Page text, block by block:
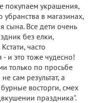
покупаем украшения,
в магазинах,
сына. Все дети очень
без елки,
часто
и это тоже чудесно!
только по просьбе
сам результат, а
восторги, смех
праздника".